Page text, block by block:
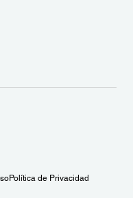
Política de Privacidad